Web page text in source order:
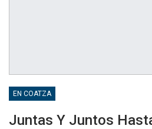
EN COATZA
Juntas Y Juntos